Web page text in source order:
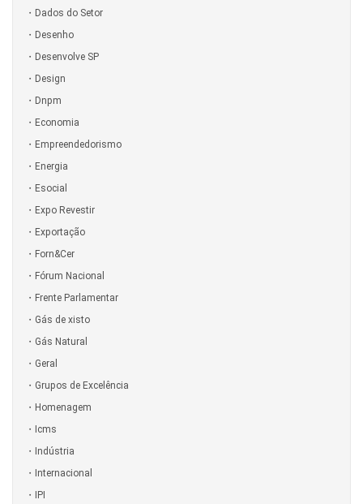
Dados do Setor
Desenho
Desenvolve SP
Design
Dnpm
Economia
Empreendedorismo
Energia
Esocial
Expo Revestir
Exportação
Forn&Cer
Fórum Nacional
Frente Parlamentar
Gás de xisto
Gás Natural
Geral
Grupos de Excelência
Homenagem
Icms
Indústria
Internacional
IPI